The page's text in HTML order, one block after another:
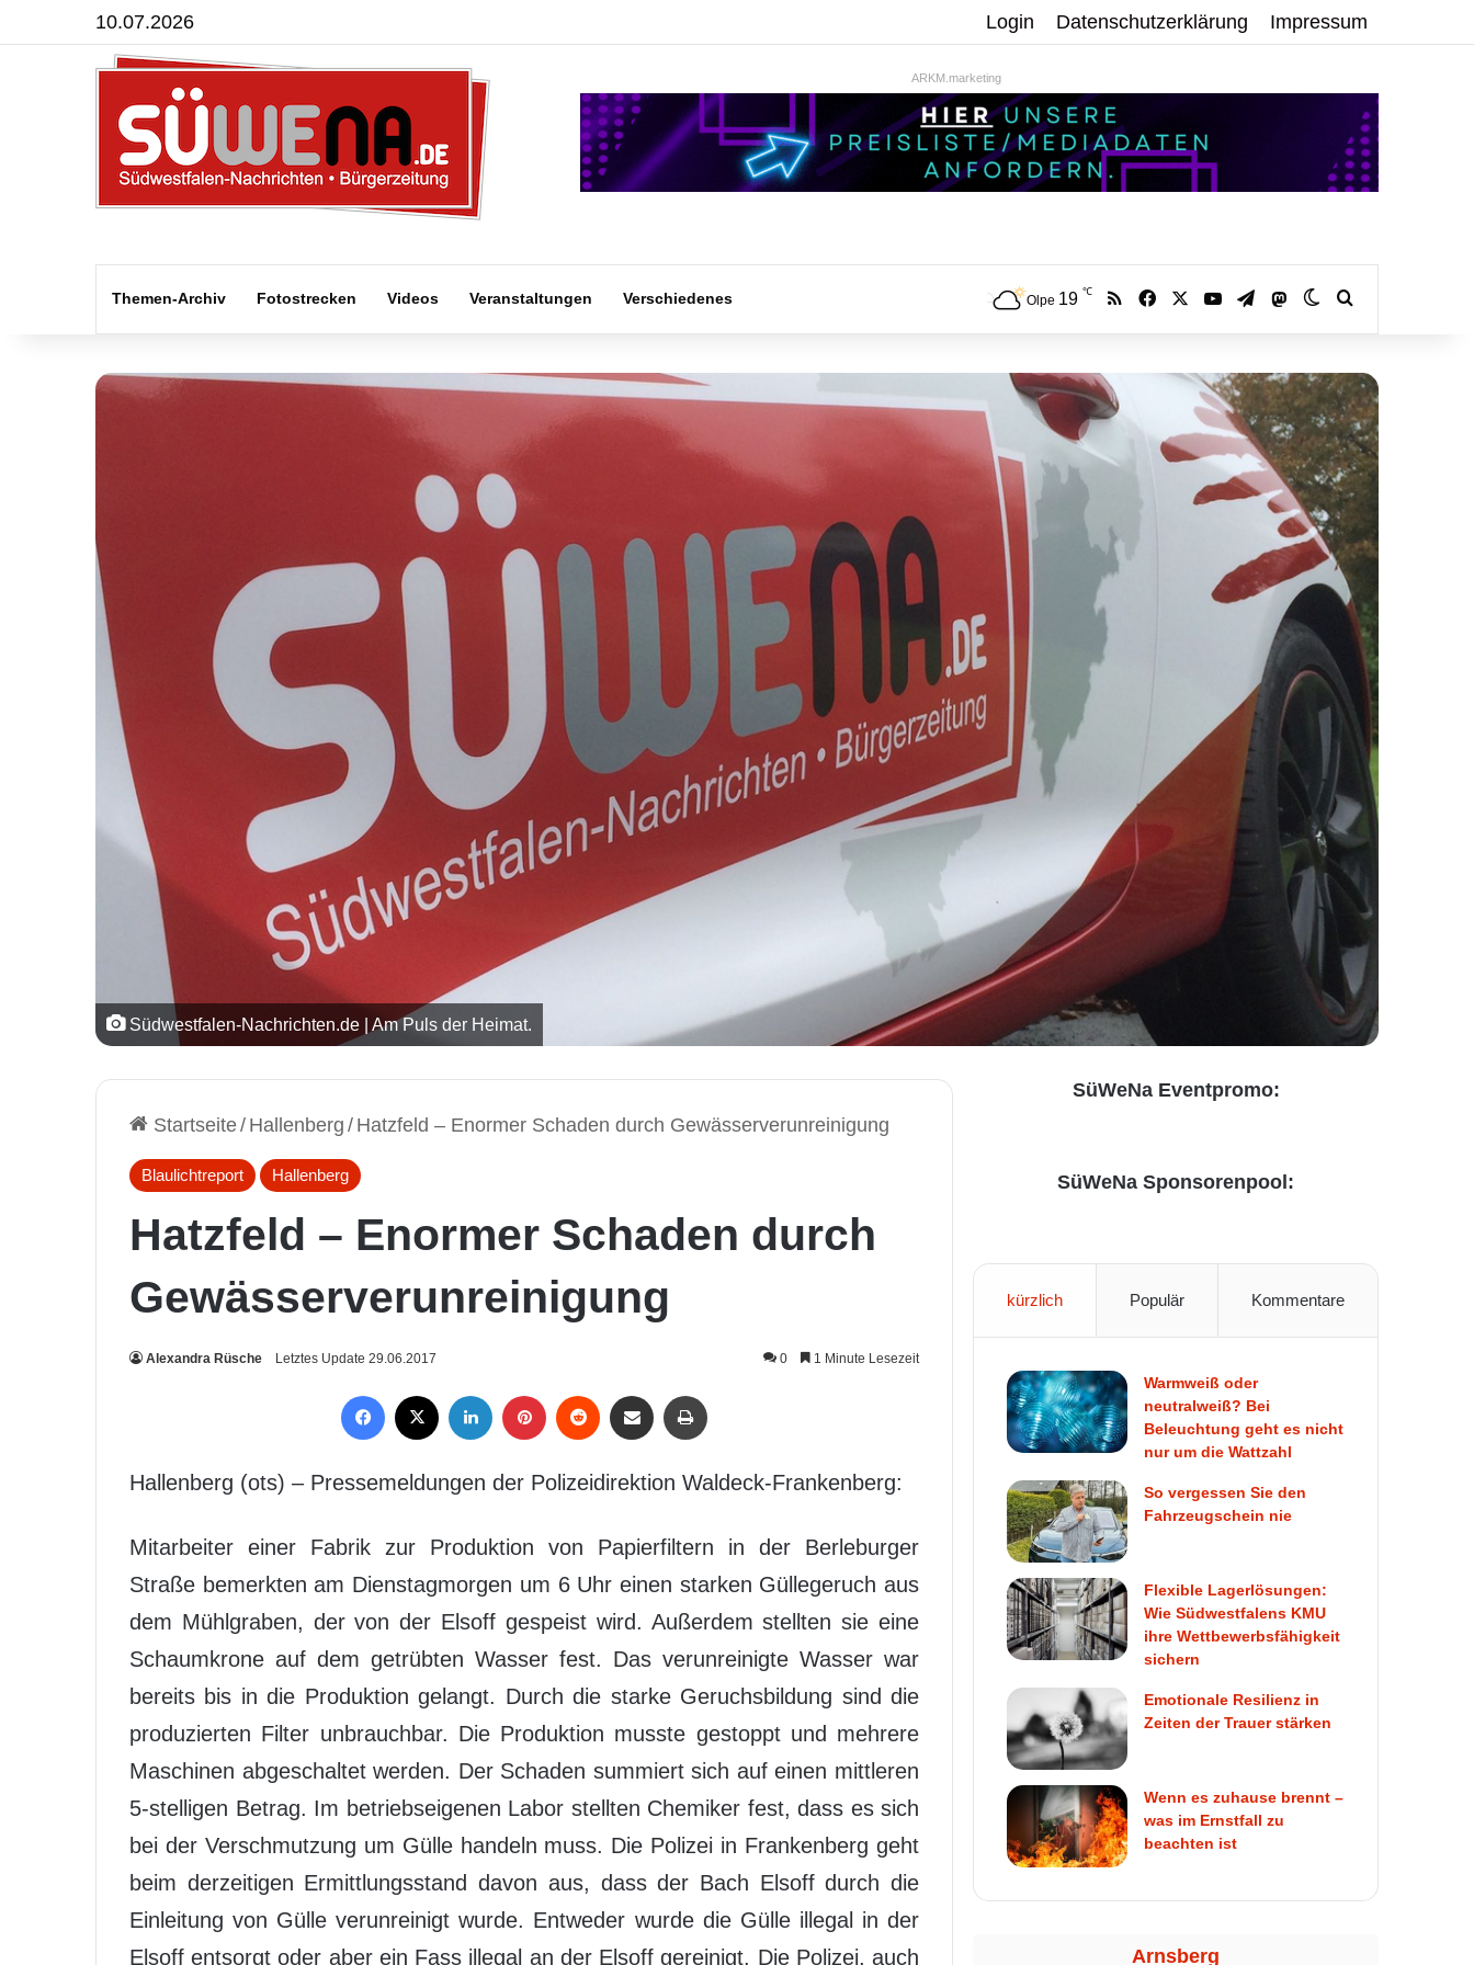
10.07.2026 Login Datenschutzerklärung Impressum
ARKM.marketing
Themen-Archiv Fotostrecken Videos Veranstaltungen Verschiedenes Olpe 19 ℃ RSS Facebook YouTubeTelegramMastodonSkin umschalten
Südwestfalen-Nachrichten.de | Am Puls der Heimat.
Startseite/ Hallenberg / Hatzfeld – Enormer Schaden durch Gewässerverunreinigung
Blaulichtreport Hallenberg
Hatzfeld – Enormer Schaden durch
Gewässerverunreinigung
Alexandra Rüsche Letztes Update 29.06.2017 0 1 Minute Lesezeit
Hallenberg (ots) – Pressemeldungen der Polizeidirektion Waldeck-Frankenberg:
Mitarbeiter einer Fabrik zur Produktion von Papierfiltern in der Berleburger
Straße bemerkten am Dienstagmorgen um 6 Uhr einen starken Güllegeruch aus
dem Mühlgraben, der von der Elsoff gespeist wird. Außerdem stellten sie eine
Schaumkrone auf dem getrübten Wasser fest. Das verunreinigte Wasser war
bereits bis in die Produktion gelangt. Durch die starke Geruchsbildung sind die
produzierten Filter unbrauchbar. Die Produktion musste gestoppt und mehrere
Maschinen abgeschaltet werden. Der Schaden summiert sich auf einen mittleren
5-stelligen Betrag. Im betriebseigenen Labor stellten Chemiker fest, dass es sich
bei der Verschmutzung um Gülle handeln muss. Die Polizei in Frankenberg geht
beim derzeitigen Ermittlungsstand davon aus, dass der Bach Elsoff durch die
Einleitung von Gülle verunreinigt wurde. Entweder wurde die Gülle illegal in der
Elsoff entsorgt oder aber ein Fass illegal an der Elsoff gereinigt. Die Polizei, auch
SüWeNa Eventpromo:
SüWeNa Sponsorenpool:
kürzlich Populär Kommentare
Warmweiß oder
neutralweiß? Bei
Beleuchtung geht es nicht
nur um die Wattzahl
So vergessen Sie den
Fahrzeugschein nie
Flexible Lagerlösungen:
Wie Südwestfalens KMU
ihre Wettbewerbsfähigkeit
sichern
Emotionale Resilienz in
Zeiten der Trauer stärken
Wenn es zuhause brennt –
was im Ernstfall zu
beachten ist
Arnsberg